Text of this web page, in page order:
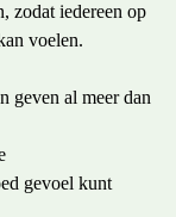
zodat iedereen op
voelen.
geven al meer dan
gevoel kunt